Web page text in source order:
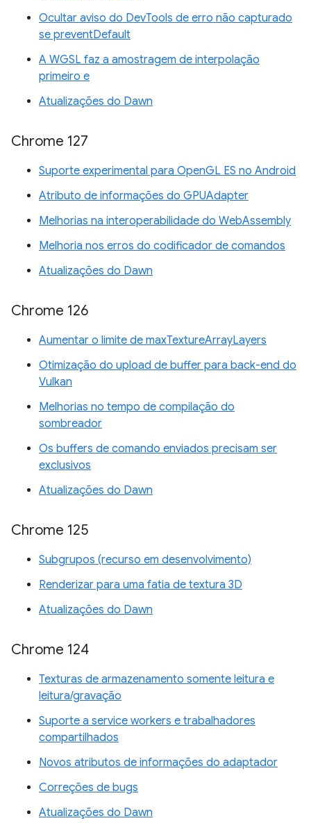
Ocultar aviso do DevTools de erro não capturado
se preventDefault
A WGSL faz a amostragem de interpolação
primeiro e
Atualizações do Dawn
Chrome 127
Suporte experimental para OpenGL ES no Android
Atributo de informações do GPUAdapter
Melhorias na interoperabilidade do WebAssembly
Melhoria nos erros do codificador de comandos
Atualizações do Dawn
Chrome 126
Aumentar o limite de maxTextureArrayLayers
Otimização do upload de buffer para back-end do
Vulkan
Melhorias no tempo de compilação do
sombreador
Os buffers de comando enviados precisam ser
exclusivos
Atualizações do Dawn
Chrome 125
Subgrupos (recurso em desenvolvimento)
Renderizar para uma fatia de textura 3D
Atualizações do Dawn
Chrome 124
Texturas de armazenamento somente leitura e
leitura/gravação
Suporte a service workers e trabalhadores
compartilhados
Novos atributos de informações do adaptador
Correções de bugs
Atualizações do Dawn